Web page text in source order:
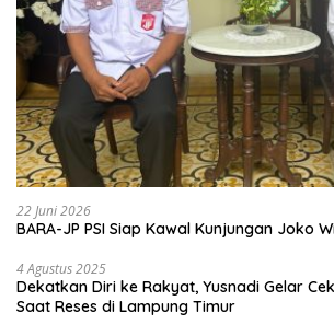
22 Juni 2026
BARA-JP PSI Siap Kawal Kunjungan Joko
4 Agustus 2025
Dekatkan Diri ke Rakyat, Yusnadi Gelar
Saat Reses di Lampung Timur